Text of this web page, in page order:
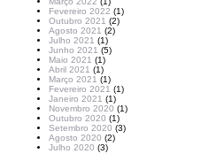
Fevereiro 2022 (1)
Outubro 2021 (2)
Agosto 2021 (2)
Julho 2021 (1)
Junho 2021 (5)
Maio 2021 (1)
Abril 2021 (1)
Março 2021 (1)
Fevereiro 2021 (1)
Janeiro 2021 (1)
Novembro 2020 (1)
Outubro 2020 (1)
Setembro 2020 (3)
Agosto 2020 (2)
Julho 2020 (3)